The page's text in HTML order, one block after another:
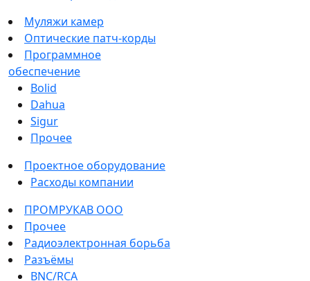
Муляжи камер
Оптические патч-корды
Программное
обеспечение
Bolid
Dahua
Sigur
Прочее
Проектное оборудование
Расходы компании
ПРОМРУКАВ ООО
Прочее
Радиоэлектронная борьба
Разъёмы
BNC/RCA